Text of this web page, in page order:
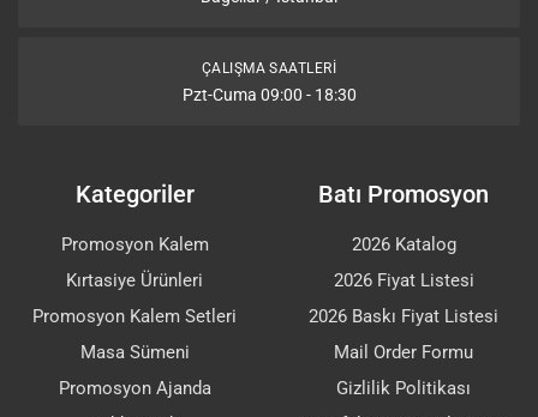
ÇALIŞMA SAATLERI
Pzt-Cuma 09:00 - 18:30
Kategoriler
Promosyon Kalem
Kırtasiye Ürünleri
Promosyon Kalem Setleri
Masa Sümeni
Promosyon Ajanda
Batı Promosyon
2026 Katalog
2026 Fiyat Listesi
2026 Baskı Fiyat Listesi
Mail Order Formu
Gizlilik Politikası